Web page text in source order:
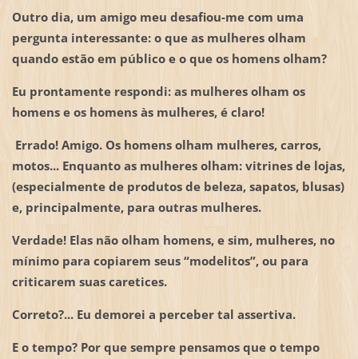
Outro dia, um amigo meu desafiou-me com uma
pergunta interessante: o que as mulheres olham
quando estão em público e o que os homens olham?
Eu prontamente respondi: as mulheres olham os
homens e os homens às mulheres, é claro!
Errado! Amigo. Os homens olham mulheres, carros,
motos... Enquanto as mulheres olham: vitrines de lojas,
(especialmente de produtos de beleza, sapatos, blusas)
e, principalmente, para outras mulheres.
Verdade! Elas não olham homens, e sim, mulheres, no
mínimo para copiarem seus “modelitos”, ou para
criticarem suas caretices.
Correto?... Eu demorei a perceber tal assertiva.
E o tempo? Por que sempre pensamos que o tempo